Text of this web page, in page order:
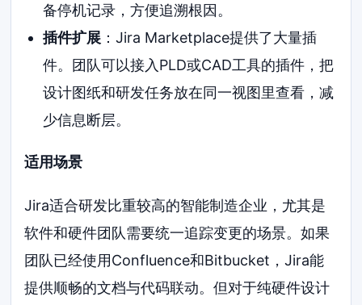
备停机记录，方便追溯根因。
插件扩展：Jira Marketplace提供了大量插
件。团队可以接入PLD或CAD工具的插件，把
设计图纸和研发任务放在同一视图里查看，减
少信息断层。
适用场景
Jira适合研发比重较高的智能制造企业，尤其是
软件和硬件团队需要统一追踪变更的场景。如果
团队已经使用Confluence和Bitbucket，Jira能
提供顺畅的文档与代码联动。但对于纯硬件设计